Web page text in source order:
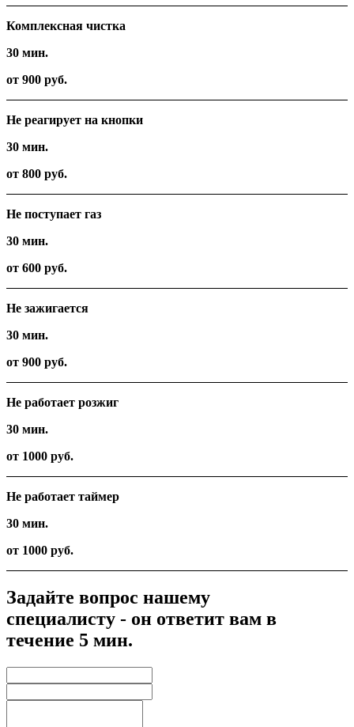
Комплексная чистка
30 мин.
от 900 руб.
Не реагирует на кнопки
30 мин.
от 800 руб.
Не поступает газ
30 мин.
от 600 руб.
Не зажигается
30 мин.
от 900 руб.
Не работает розжиг
30 мин.
от 1000 руб.
Не работает таймер
30 мин.
от 1000 руб.
Задайте вопрос нашему
специалисту - он ответит вам в
течение 5 мин.